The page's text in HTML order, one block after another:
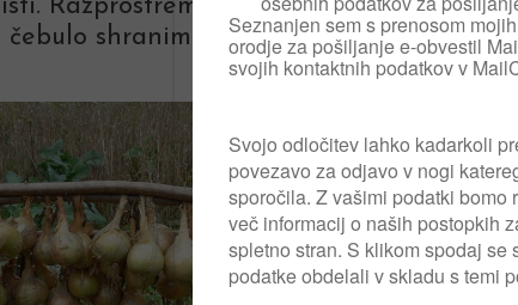
Razprostremo jo na suhem in
shranimo. Pridelek shranjujemo v